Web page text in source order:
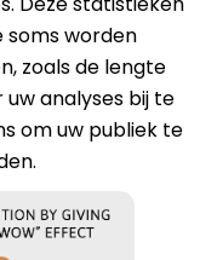
soms worden
zoals de lengte
uw analyses bij te
om uw publiek te